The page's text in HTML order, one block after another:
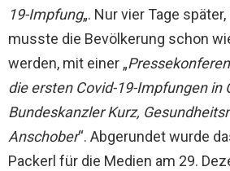
19-Impfung„. Nur vier Tage
musste die Bevölkerung schon
werden, mit einer „
die ersten Covid-19-Impfungen in
Bundeskanzler Kurz,
Anschober“. Abgerundet wurde
Packerl für die Medien am 29.